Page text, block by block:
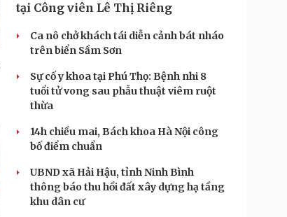
tại Công viên Lê Thị Riêng
Ca nô chở khách tái diễn cảnh bát nháo
trên biển Sầm Sơn
Sự cố y khoa tại Phú Thọ: Bệnh nhi 8
tuổi tử vong sau phẫu thuật viêm ruột
thừa
14h chiều mai, Bách khoa Hà Nội công
bố điểm chuẩn
UBND xã Hải Hậu, tỉnh Ninh Bình
thông báo thu hồi đất xây dựng hạ tầng
khu dân cư